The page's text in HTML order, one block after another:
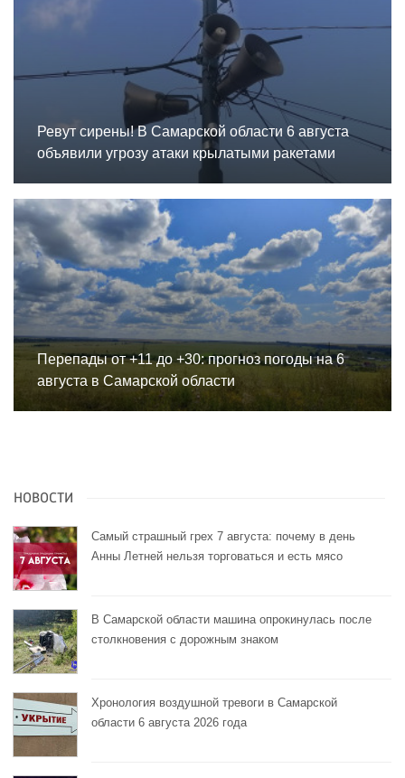
Ревут сирены! В Самарской области 6 августа
объявили угрозу атаки крылатыми ракетами
Перепады от +11 до +30: прогноз погоды на 6
августа в Самарской области
НОВОСТИ
Самый страшный грех 7 августа: почему в день
Анны Летней нельзя торговаться и есть мясо
В Самарской области машина опрокинулась после
столкновения с дорожным знаком
Хронология воздушной тревоги в Самарской
области 6 августа 2026 года